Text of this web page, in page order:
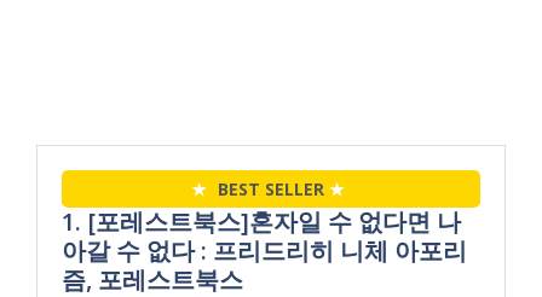
★ BEST SELLER ★
1. [포레스트북스]혼자일 수 없다면 나
아갈 수 없다 : 프리드리히 니체 아포리
즘, 포레스트북스